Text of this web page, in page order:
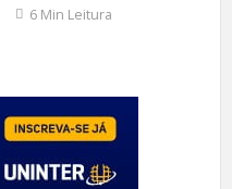
6 Min Leitura